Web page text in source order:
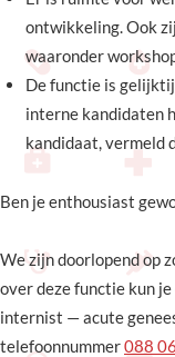
ontwikkeling. Ook
waaronder
De functie is
interne kandidaten
kandidaat, vermeld
Ben je enthousiast
We zijn doorlopend op
over deze functie kun
internist — acute
telefoonnummer088